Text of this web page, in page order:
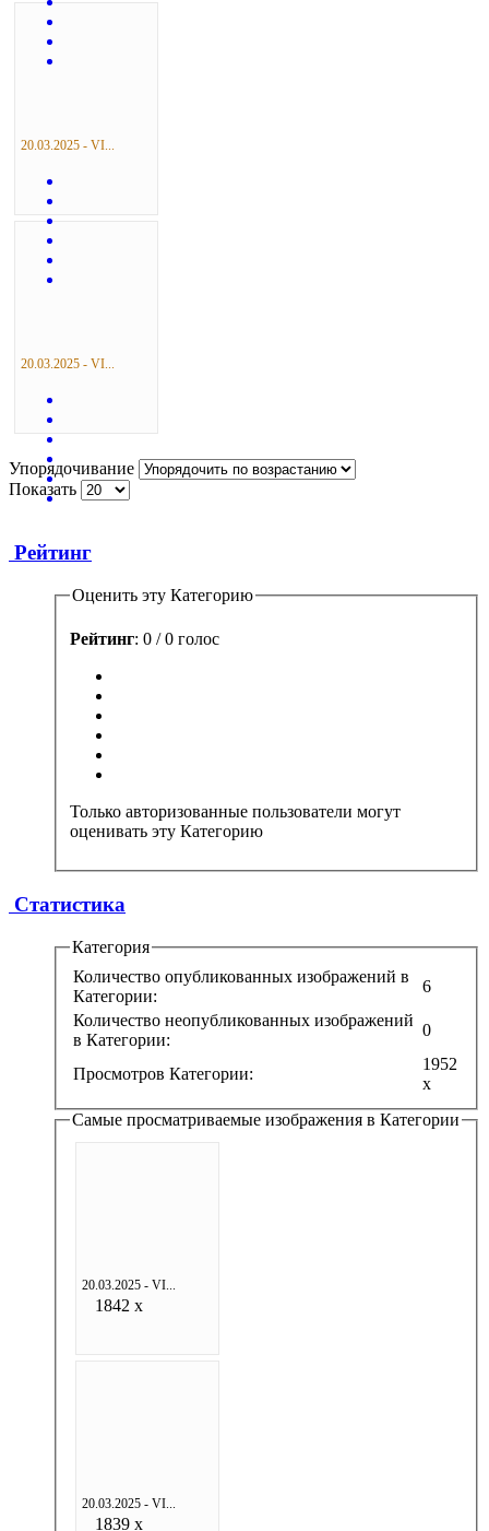
20.03.2025 - VI...
20.03.2025 - VI...
Упорядочивание
Показать
Рейтинг
Оценить эту Категорию
Рейтинг: 0 / 0 голос
Только авторизованные пользователи могут
оценивать эту Категорию
Статистика
Категория
Количество опубликованных изображений в
Категории:
6
Количество неопубликованных изображений
в Категории:
0
Просмотров Категории:
1952
x
Самые просматриваемые изображения в Категории
20.03.2025 - VI...
1842 x
20.03.2025 - VI...
1839 x